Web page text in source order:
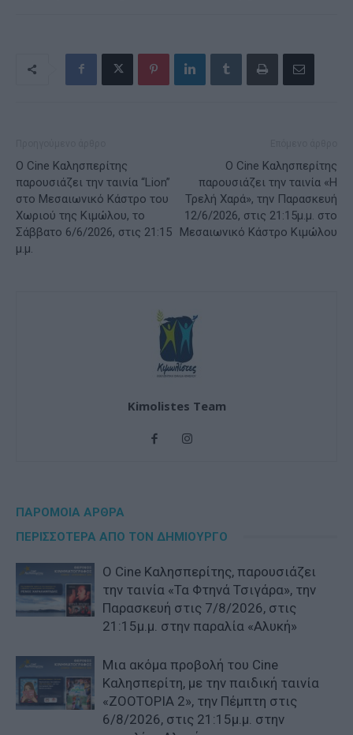
Ο Cine Καλησπερίτης
παρουσιάζει την ταινία “Lion”
στο Μεσαιωνικό Κάστρο του
Χωριού της Κιμώλου, το
Σάββατο 6/6/2026, στις 21:15
μ.μ.
Ο Cine Καλησπερίτης
παρουσιάζει την ταινία «Η
Τρελή Χαρά», την Παρασκευή
12/6/2026, στις 21:15μ.μ. στο
Μεσαιωνικό Κάστρο Κιμώλου
Kimolistes Team
ΠΑΡΟΜΟΙΑ ΑΡΘΡΑ
ΠΕΡΙΣΣΟΤΕΡΑ ΑΠΟ ΤΟΝ ΔΗΜΙΟΥΡΓΟ
Ο Cine Καλησπερίτης, παρουσιάζει
την ταινία «Τα Φτηνά Τσιγάρα», την
Παρασκευή στις 7/8/2026, στις
21:15μ.μ. στην παραλία «Αλυκή»
Μια ακόμα προβολή του Cine
Καλησπερίτη, με την παιδική ταινία
«ZOOTOPIA 2», την Πέμπτη στις
6/8/2026, στις 21:15μ.μ. στην